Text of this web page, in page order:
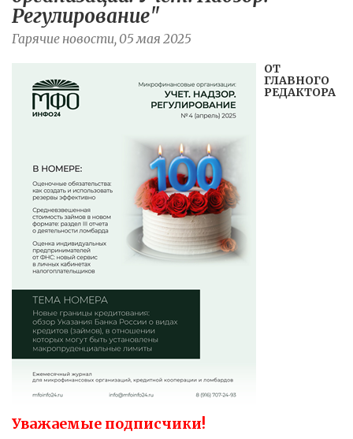
Регулирование"
Гарячие новости, 05 мая 2025
ОТ
ГЛАВНОГО
РЕДАКТОРА
Уважаемые подписчики!